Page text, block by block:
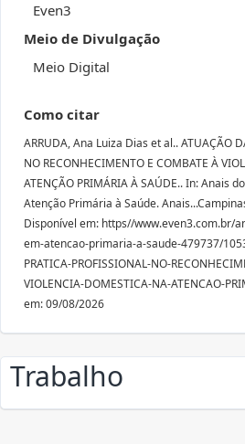
Even3
Meio de Divulgação
Meio Digital
Como citar
ARRUDA, Ana Luiza Dias et al.. ATUAÇÃO
NO RECONHECIMENTO E COMBATE À
ATENÇÃO PRIMÁRIA À SAÚDE.. In: Anais
Atenção Primária à Saúde.
Disponível em: https//www.even3.com.br/
em-atencao-primaria-a-saude-479737/
PRATICA-PROFISSIONAL-NO-
VIOLENCIA-DOMESTICA-NA-ATENCAO-
em: 09/08/2026
Trabalho